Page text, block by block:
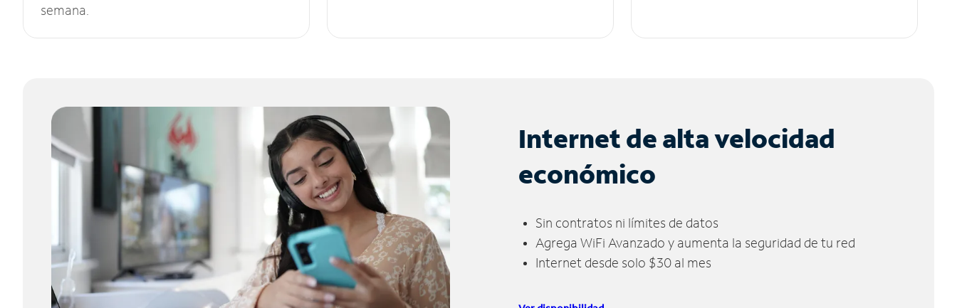
semana.
Internet de alta velocidad
económico
Sin contratos ni límites de datos
Agrega WiFi Avanzado y aumenta la seguridad de tu red
Internet desde solo $30 al mes